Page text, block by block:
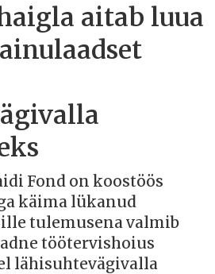
aitab luua
Fond on koostöös
käima lükanud
tulemusena valmib
töötervishoius
lähisuhtevägivalla